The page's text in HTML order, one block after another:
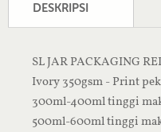
DESKRIPSI
SL JAR PACKAGING
Ivory 350gsm - Print
300ml-400ml tinggi
500ml-600ml tinggi